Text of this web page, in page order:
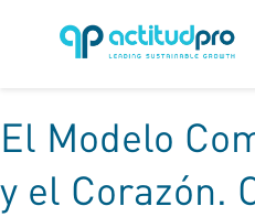
El Modelo
y el Corazón.